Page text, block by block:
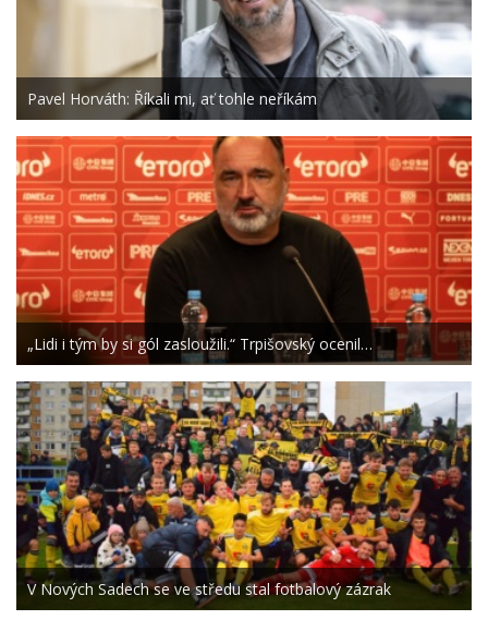
Pavel Horváth: Říkali mi, ať tohle neříkám
„Lidi i tým by si gól zasloužili.“ Trpišovský ocenil…
V Nových Sadech se ve středu stal fotbalový zázrak